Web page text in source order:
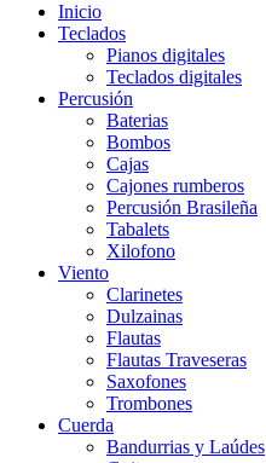
Inicio
Teclados
Pianos digitales
Teclados digitales
Percusión
Baterias
Bombos
Cajas
Cajones rumberos
Percusión Brasileña
Tabalets
Xilofono
Viento
Clarinetes
Dulzainas
Flautas
Flautas Traveseras
Saxofones
Trombones
Cuerda
Bandurrias y Laúdes